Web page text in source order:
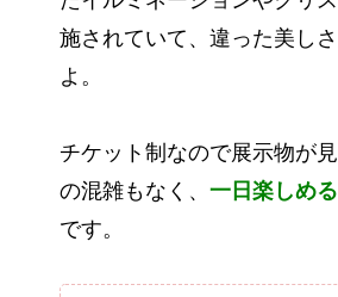
施されていて、違った美し
よ。
チケット制なので展示物が
の混雑もなく、 一日楽しめる
です。